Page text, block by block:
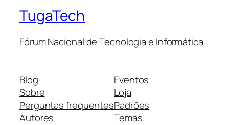
TugaTech
Fórum Nacional de Tecnologia e Informática
Blog
Sobre
Perguntas frequentes
Autores
Eventos
Loja
Padrões
Temas